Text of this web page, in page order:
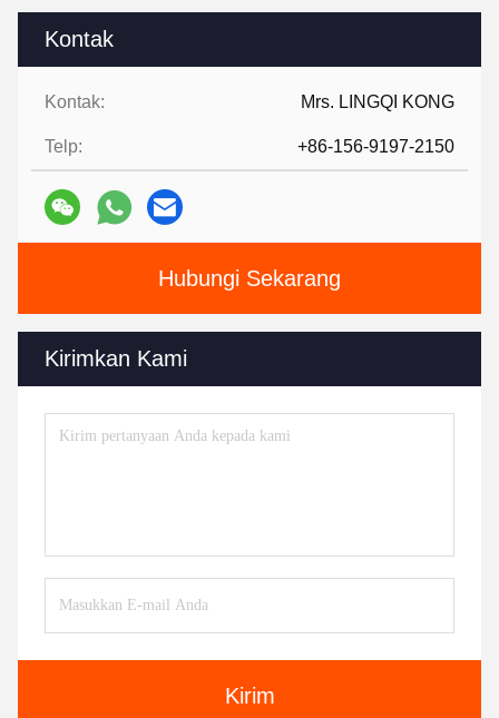
Kontak
Kontak: Mrs. LINGQI KONG
Telp: +86-156-9197-2150
Hubungi Sekarang
Kirimkan Kami
Kirim